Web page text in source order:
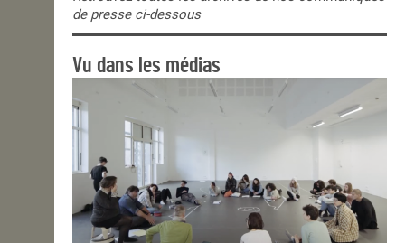
de presse ci-dessous
Vu dans les médias